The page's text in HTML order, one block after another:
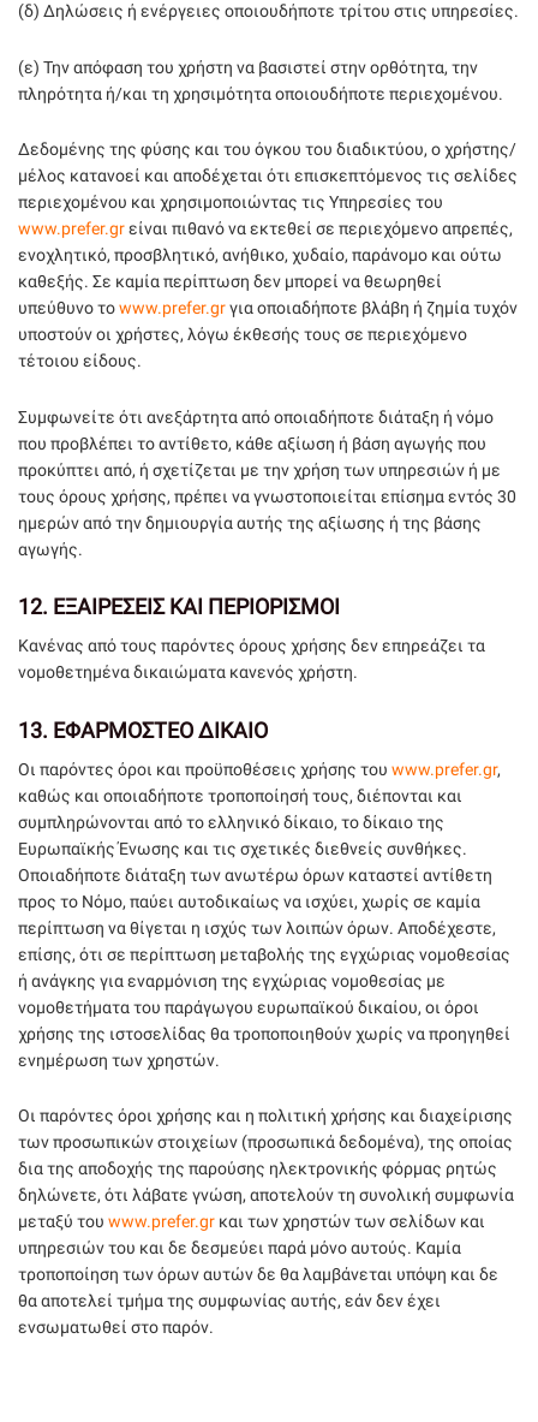
(δ) Δηλώσεις ή ενέργειες οποιουδήποτε τρίτου στις υπηρεσίες.
(ε) Την απόφαση του χρήστη να βασιστεί στην ορθότητα, την
πληρότητα ή/και τη χρησιμότητα οποιουδήποτε περιεχομένου.
Δεδομένης της φύσης και του όγκου του διαδικτύου, ο χρήστης/
μέλος κατανοεί και αποδέχεται ότι επισκεπτόμενος τις σελίδες
περιεχομένου και χρησιμοποιώντας τις Υπηρεσίες του
www.prefer.grείναι πιθανό να εκτεθεί σε περιεχόμενο απρεπές,
ενοχλητικό, προσβλητικό, ανήθικο, χυδαίο, παράνομο και ούτω
καθεξής. Σε καμία περίπτωση δεν μπορεί να θεωρηθεί
υπεύθυνο τοwww.prefer.grγια οποιαδήποτε βλάβη ή ζημία τυχόν
υποστούν οι χρήστες, λόγω έκθεσής τους σε περιεχόμενο
τέτοιου είδους.
Συμφωνείτε ότι ανεξάρτητα από οποιαδήποτε διάταξη ή νόμο
που προβλέπει το αντίθετο, κάθε αξίωση ή βάση αγωγής που
προκύπτει από, ή σχετίζεται με την χρήση των υπηρεσιών ή με
τους όρους χρήσης, πρέπει να γνωστοποιείται επίσημα εντός 30
ημερών από την δημιουργία αυτής της αξίωσης ή της βάσης
αγωγής.
12. ΕΞΑΙΡΕΣΕΙΣ ΚΑΙ ΠΕΡΙΟΡΙΣΜΟΙ
Κανένας από τους παρόντες όρους χρήσης δεν επηρεάζει τα
νομοθετημένα δικαιώματα κανενός χρήστη.
13. ΕΦΑΡΜΟΣΤΕΟ ΔΙΚΑΙΟ
Οι παρόντες όροι και προϋποθέσεις χρήσης του www.prefer.gr,
καθώς και οποιαδήποτε τροποποίησή τους, διέπονται και
συμπληρώνονται από το ελληνικό δίκαιο, το δίκαιο της
Ευρωπαϊκής Ένωσης και τις σχετικές διεθνείς συνθήκες.
Οποιαδήποτε διάταξη των ανωτέρω όρων καταστεί αντίθετη
προς το Νόμο, παύει αυτοδικαίως να ισχύει, χωρίς σε καμία
περίπτωση να θίγεται η ισχύς των λοιπών όρων. Αποδέχεστε,
επίσης, ότι σε περίπτωση μεταβολής της εγχώριας νομοθεσίας
ή ανάγκης για εναρμόνιση της εγχώριας νομοθεσίας με
νομοθετήματα του παράγωγου ευρωπαϊκού δικαίου, οι όροι
χρήσης της ιστοσελίδας θα τροποποιηθούν χωρίς να προηγηθεί
ενημέρωση των χρηστών.
Οι παρόντες όροι χρήσης και η πολιτική χρήσης και διαχείρισης
των προσωπικών στοιχείων (προσωπικά δεδομένα), της οποίας
δια της αποδοχής της παρούσης ηλεκτρονικής φόρμας ρητώς
δηλώνετε, ότι λάβατε γνώση, αποτελούν τη συνολική συμφωνία
μεταξύ του www.prefer.gr και των χρηστών των σελίδων και
υπηρεσιών του και δε δεσμεύει παρά μόνο αυτούς. Καμία
τροποποίηση των όρων αυτών δε θα λαμβάνεται υπόψη και δε
θα αποτελεί τμήμα της συμφωνίας αυτής, εάν δεν έχει
ενσωματωθεί στο παρόν.